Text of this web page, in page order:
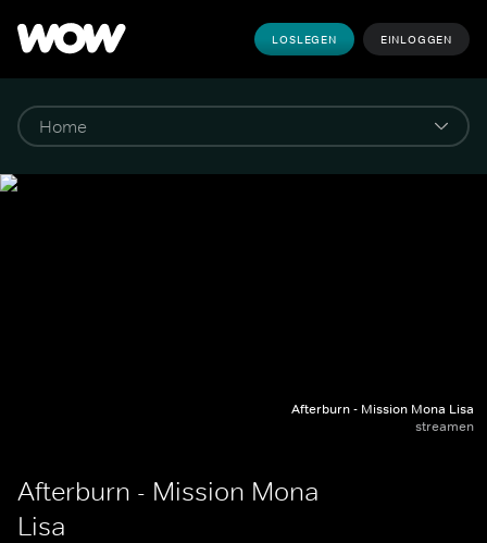
LOSLEGEN EINLOGGEN
Afterburn - Mission Mona Lisa
streamen
Afterburn - Mission Mona
Lisa